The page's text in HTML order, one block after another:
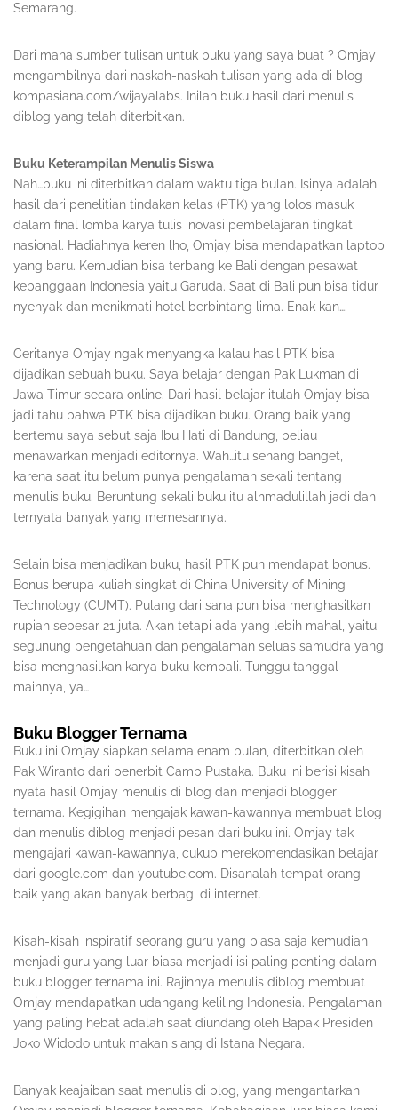
Semarang.
Dari mana sumber tulisan untuk buku yang saya buat ? Omjay
mengambilnya dari naskah-naskah tulisan yang ada di blog
kompasiana.com/wijayalabs. Inilah buku hasil dari menulis
diblog yang telah diterbitkan.
Buku Keterampilan Menulis Siswa
Nah…buku ini diterbitkan dalam waktu tiga bulan. Isinya adalah
hasil dari penelitian tindakan kelas (PTK) yang lolos masuk
dalam final lomba karya tulis inovasi pembelajaran tingkat
nasional. Hadiahnya keren lho, Omjay bisa mendapatkan laptop
yang baru. Kemudian bisa terbang ke Bali dengan pesawat
kebanggaan Indonesia yaitu Garuda. Saat di Bali pun bisa tidur
nyenyak dan menikmati hotel berbintang lima. Enak kan….
Ceritanya Omjay ngak menyangka kalau hasil PTK bisa
dijadikan sebuah buku. Saya belajar dengan Pak Lukman di
Jawa Timur secara online. Dari hasil belajar itulah Omjay bisa
jadi tahu bahwa PTK bisa dijadikan buku. Orang baik yang
bertemu saya sebut saja Ibu Hati di Bandung, beliau
menawarkan menjadi editornya. Wah…itu senang banget,
karena saat itu belum punya pengalaman sekali tentang
menulis buku. Beruntung sekali buku itu alhmadulillah jadi dan
ternyata banyak yang memesannya.
Selain bisa menjadikan buku, hasil PTK pun mendapat bonus.
Bonus berupa kuliah singkat di China University of Mining
Technology (CUMT). Pulang dari sana pun bisa menghasilkan
rupiah sebesar 21 juta. Akan tetapi ada yang lebih mahal, yaitu
segunung pengetahuan dan pengalaman seluas samudra yang
bisa menghasilkan karya buku kembali. Tunggu tanggal
mainnya, ya…
Buku Blogger Ternama
Buku ini Omjay siapkan selama enam bulan, diterbitkan oleh
Pak Wiranto dari penerbit Camp Pustaka. Buku ini berisi kisah
nyata hasil Omjay menulis di blog dan menjadi blogger
ternama. Kegigihan mengajak kawan-kawannya membuat blog
dan menulis diblog menjadi pesan dari buku ini. Omjay tak
mengajari kawan-kawannya, cukup merekomendasikan belajar
dari google.com dan youtube.com. Disanalah tempat orang
baik yang akan banyak berbagi di internet.
Kisah-kisah inspiratif seorang guru yang biasa saja kemudian
menjadi guru yang luar biasa menjadi isi paling penting dalam
buku blogger ternama ini. Rajinnya menulis diblog membuat
Omjay mendapatkan udangang keliling Indonesia. Pengalaman
yang paling hebat adalah saat diundang oleh Bapak Presiden
Joko Widodo untuk makan siang di Istana Negara.
Banyak keajaiban saat menulis di blog, yang mengantarkan